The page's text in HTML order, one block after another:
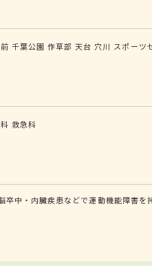
千葉公園 作草部 天台 穴川 スポーツ
救急科
中・内臓疾患などで運動機能障害